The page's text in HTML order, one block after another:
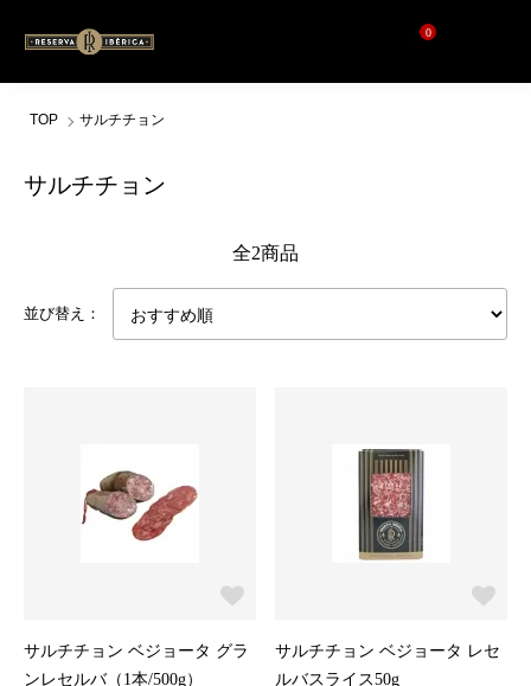
0
TOP サルチチョン
サルチチョン
全2商品
並び替え：
サルチチョン ベジョータ グラ
ンレセルバ（1本/500g）
サルチチョン ベジョータ レセ
ルバスライス50g